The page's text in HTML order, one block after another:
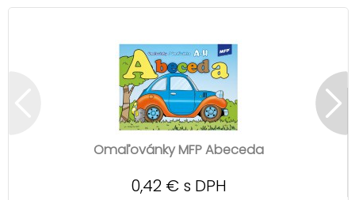
Omaľovánky MFP Abeceda
0,42 € s DPH